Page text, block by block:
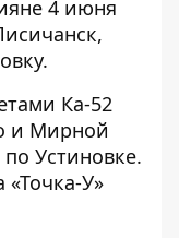
4 июня
Ка-52
и Мирной
Устиновке.
«Точка-У»